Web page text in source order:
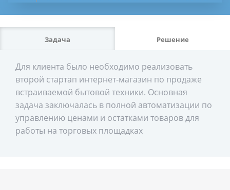
Задача Решение
Для клиента было необходимо реализовать
второй стартап интернет-магазин по продаже
встраиваемой бытовой техники. Основная
задача заключалась в полной автоматизации по
управлению ценами и остатками товаров для
работы на торговых площадках